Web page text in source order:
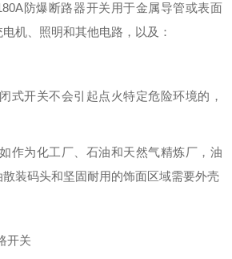
防爆断路器开关用于金属导管或表面
机、照明和其他电路，以及：
式开关不会引起点火特定危险环境的，
作为化工厂、石油和天然气精炼厂，油
装码头和坚固耐用的饰面区域需要外壳
开关